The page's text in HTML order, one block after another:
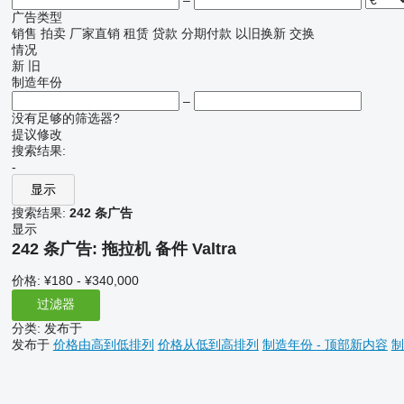
广告类型
销售 拍卖 厂家直销 租赁 贷款 分期付款 以旧换新 交换
情况
新 旧
制造年份
–
没有足够的筛选器?
提议修改
搜索结果:
-
显示
搜索结果: 242 条广告
显示
242 条广告: 拖拉机 备件 Valtra
价格: ¥180 - ¥340,000
过滤器
分类: 发布于
发布于 价格由高到低排列 价格从低到高排列 制造年份 - 顶部新内容